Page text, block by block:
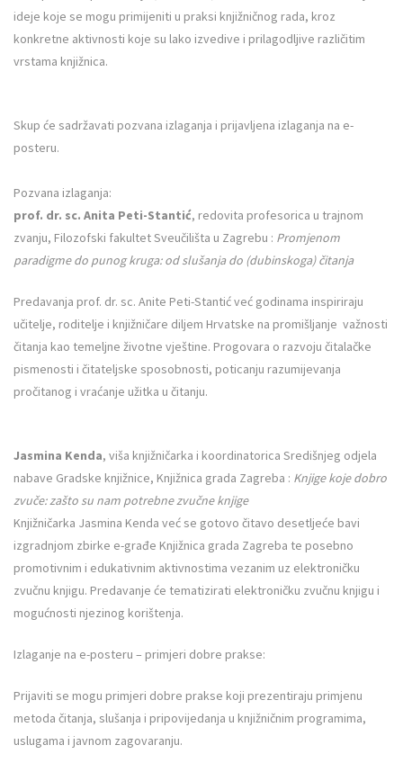
ideje koje se mogu primijeniti u praksi knjižničnog rada, kroz
konkretne aktivnosti koje su lako izvedive i prilagodljive različitim
vrstama knjižnica.
Skup će sadržavati pozvana izlaganja i prijavljena izlaganja na e-
posteru.
Pozvana izlaganja:
prof. dr. sc. Anita Peti-Stantić, redovita profesorica u trajnom
zvanju, Filozofski fakultet Sveučilišta u Zagrebu : Promjenom
paradigme do punog kruga: od slušanja do (dubinskoga) čitanja
Predavanja prof. dr. sc. Anite Peti-Stantić već godinama inspiriraju
učitelje, roditelje i knjižničare diljem Hrvatske na promišljanje važnosti
čitanja kao temeljne životne vještine. Progovara o razvoju čitalačke
pismenosti i čitateljske sposobnosti, poticanju razumijevanja
pročitanog i vraćanje užitka u čitanju.
Jasmina Kenda, viša knjižničarka i koordinatorica Središnjeg odjela
nabave Gradske knjižnice, Knjižnica grada Zagreba : Knjige koje dobro
zvuče: zašto su nam potrebne zvučne knjige
Knjižničarka Jasmina Kenda već se gotovo čitavo desetljeće bavi
izgradnjom zbirke e-građe Knjižnica grada Zagreba te posebno
promotivnim i edukativnim aktivnostima vezanim uz elektroničku
zvučnu knjigu. Predavanje će tematizirati elektroničku zvučnu knjigu i
mogućnosti njezinog korištenja.
Izlaganje na e-posteru – primjeri dobre prakse:
Prijaviti se mogu primjeri dobre prakse koji prezentiraju primjenu
metoda čitanja, slušanja i pripovijedanja u knjižničnim programima,
uslugama i javnom zagovaranju.